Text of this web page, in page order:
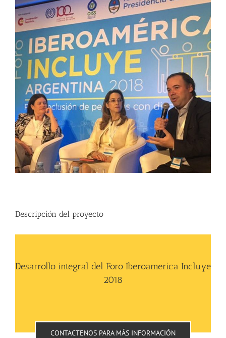
grande
Descripción del proyecto
Desarrollo integral del Foro Iberoamerica Incluye
2018
CONTACTENOS PARA MÁS INFORMACIÓN